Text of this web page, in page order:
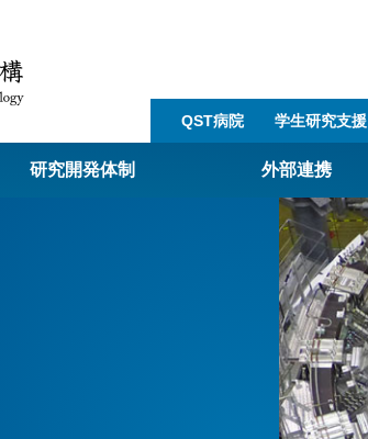
QST病院 学生研究支援​
研究開発体制 外部連携